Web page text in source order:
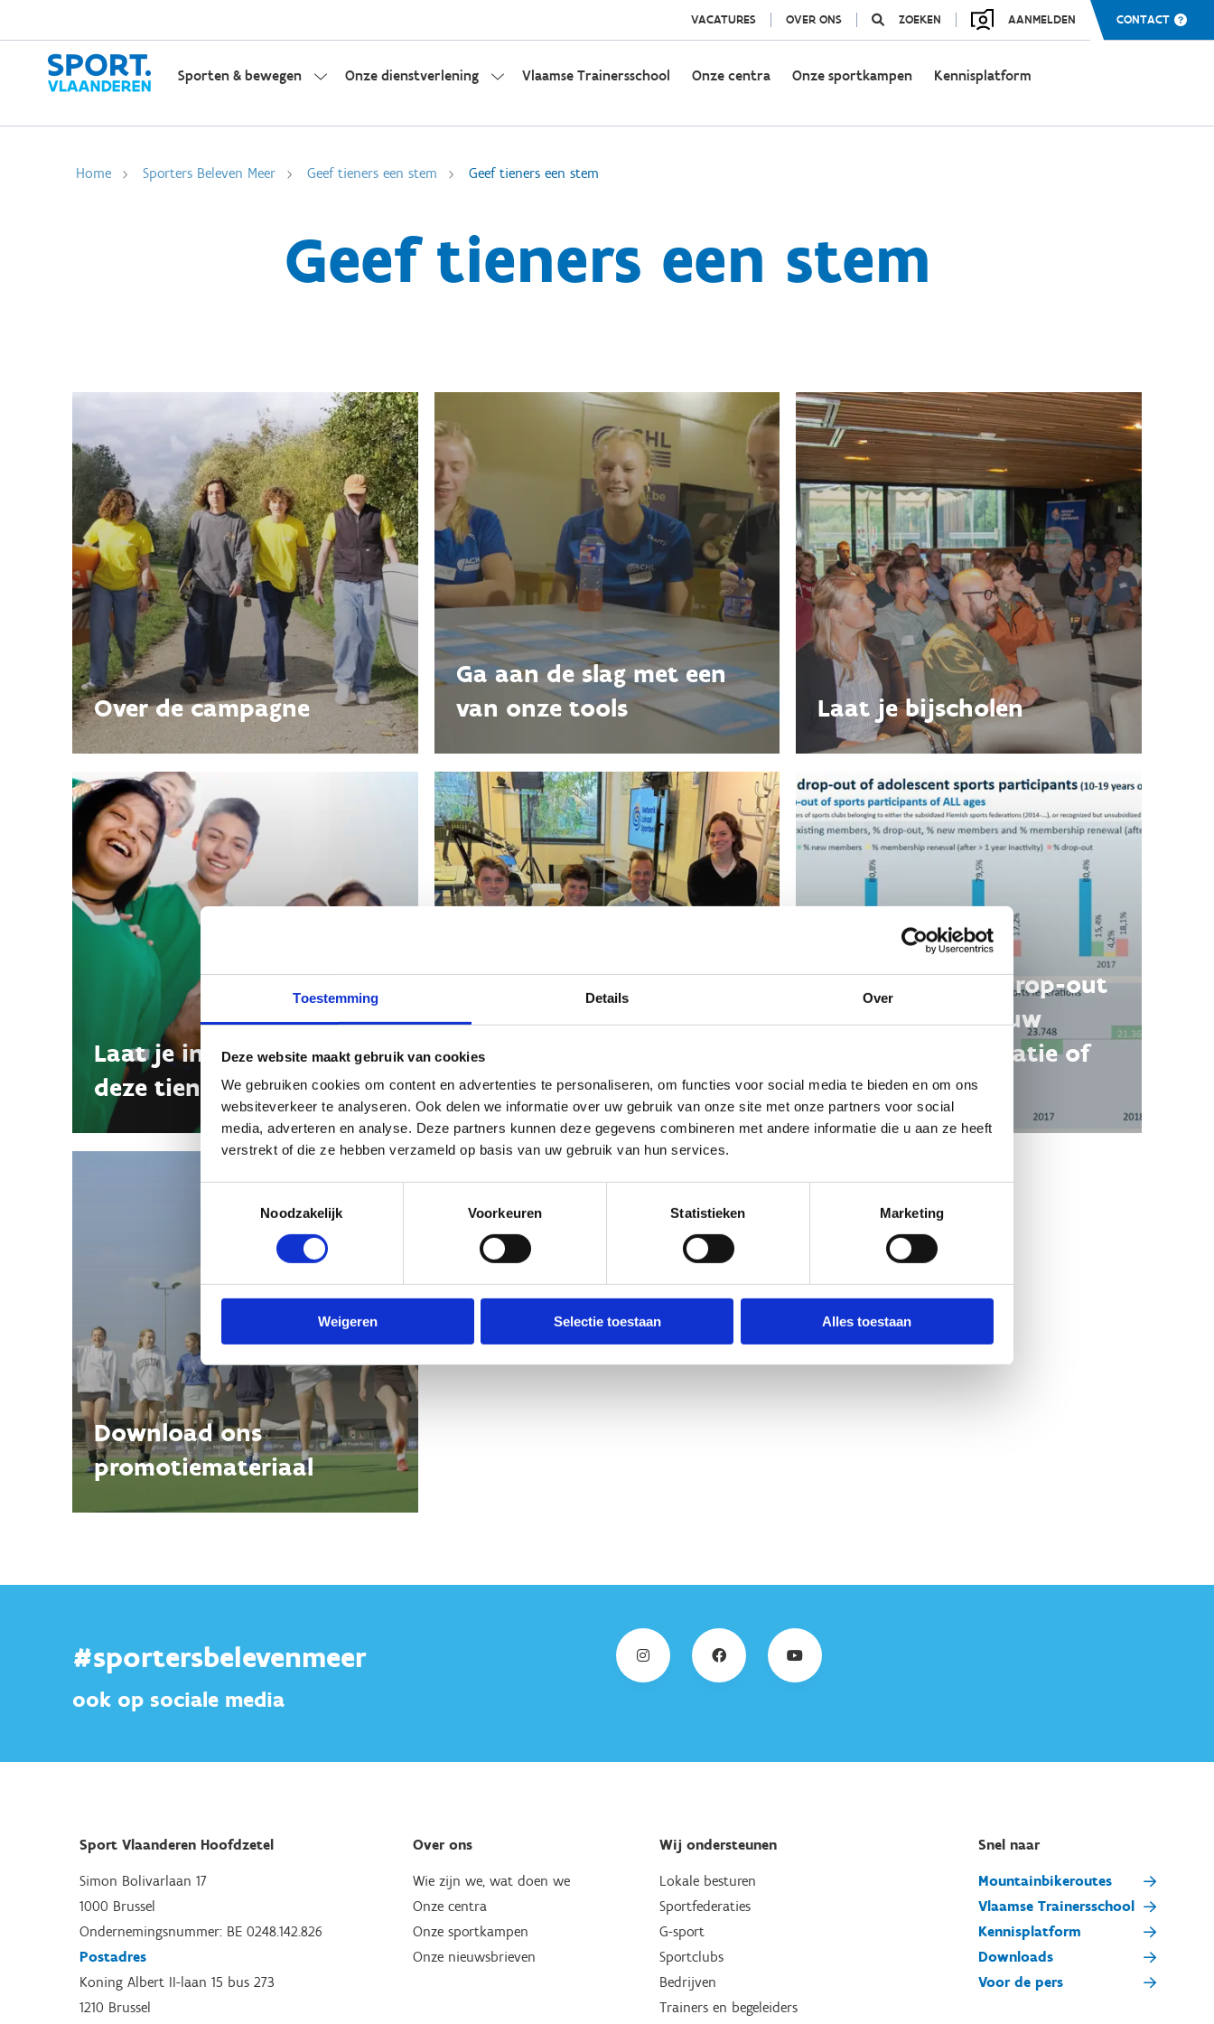
Toestemming Details Over
Deze website maakt gebruik van cookies
We gebruiken cookies om content en advertenties te personaliseren, om functies voor social media te bieden en om ons
websiteverkeer te analyseren. Ook delen we informatie over uw gebruik van onze site met onze partners voor social
media, adverteren en analyse. Deze partners kunnen deze gegevens combineren met andere informatie die u aan ze heeft
verstrekt of die ze hebben verzameld op basis van uw gebruik van hun services.
Noodzakelijk
Voorkeuren Statistieken Marketing
Weigeren Selectie toestaan Alles toestaan
VACATURES OVER ONS ZOEKEN AANMELDEN CONTACT
Sporten & bewegen Onze dienstverlening Vlaamse Trainersschool Onze centra Onze sportkampen Kennisplatform
Home Sporters Beleven Meer Geef tieners een stem Geef tieners een stem
Geef tieners een stem
Over de campagne
Ga aan de slag met een
van onze tools
Laat je bijscholen
Laat je inspireren met
deze tieneracties
Beluister de podcast
Hoe groot is de drop-out
van tieners in jouw
sportclub, -federatie of
gemeente?
Download ons
promotiemateriaal
#sportersbelevenmeer
ook op sociale media
Sport Vlaanderen Hoofdzetel
Simon Bolivarlaan 17
1000 Brussel
Ondernemingsnummer: BE 0248.142.826
Postadres
Koning Albert II-laan 15 bus 273
1210 Brussel
Over ons
Wie zijn we, wat doen we
Onze centra
Onze sportkampen
Onze nieuwsbrieven
Wij ondersteunen
Lokale besturen
Sportfederaties
G-sport
Sportclubs
Bedrijven
Trainers en begeleiders
Snel naar
Mountainbikeroutes
Vlaamse Trainersschool
Kennisplatform
Downloads
Voor de pers